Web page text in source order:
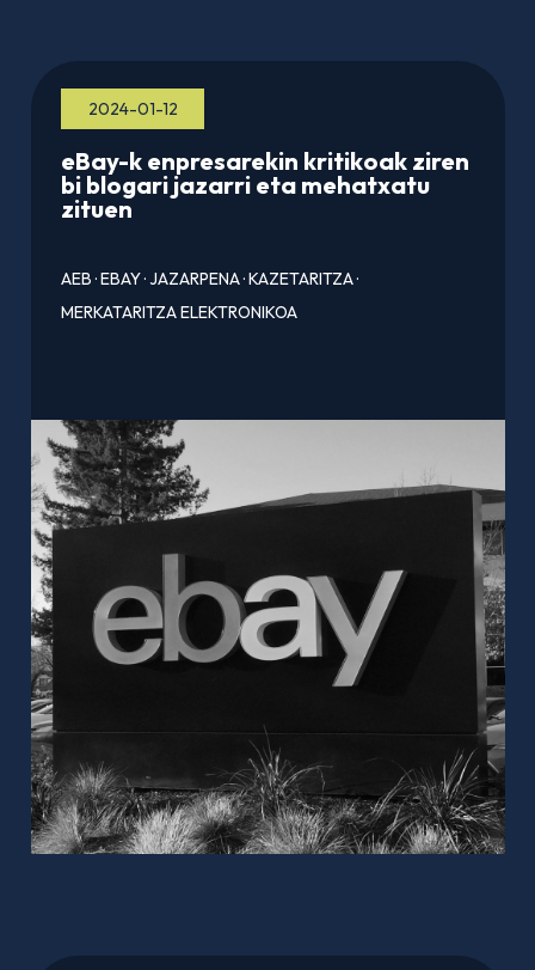
2024-01-12
eBay-k enpresarekin kritikoak ziren
bi blogari jazarri eta mehatxatu
zituen
AEB·EBAY·JAZARPENA·KAZETARITZA·
MERKATARITZA ELEKTRONIKOA